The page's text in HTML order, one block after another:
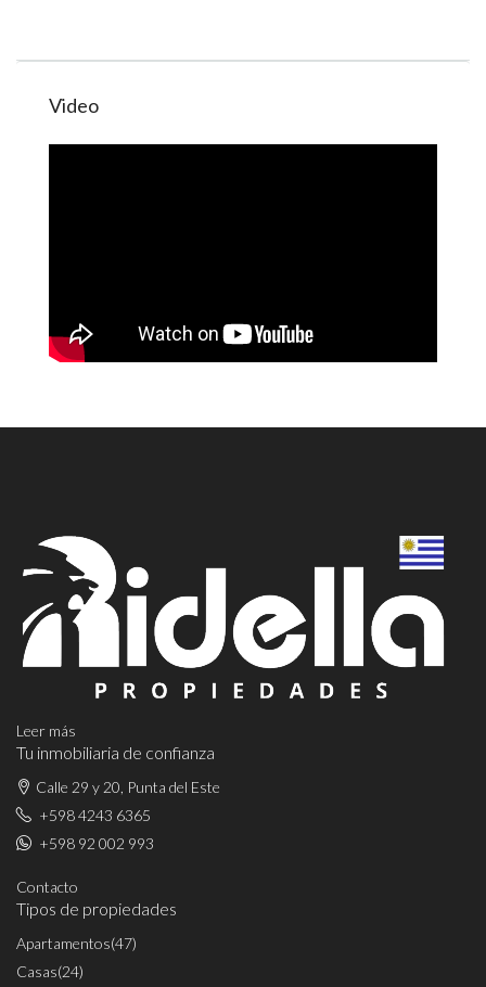
Video
Leer más
Tu inmobiliaria de confianza
Calle 29 y 20, Punta del Este
+598 4243 6365
+598 92 002 993
Contacto
Tipos de propiedades
Apartamentos(47)
Casas(24)